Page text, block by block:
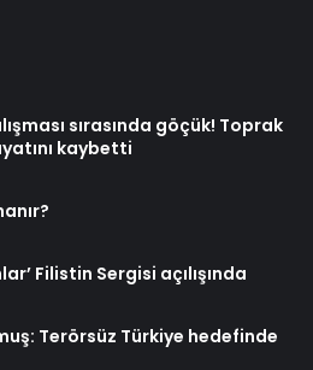
sırasında göçük! Toprak
kaybetti
Filistin Sergisi açılışında
Terörsüz Türkiye hedefinde